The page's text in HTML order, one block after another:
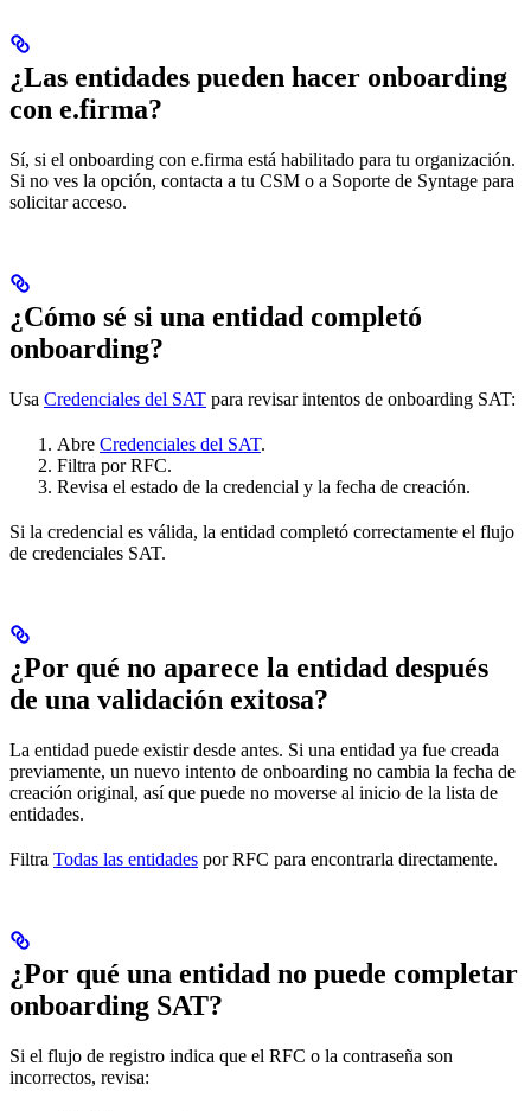
¿Las entidades pueden hacer onboarding
con e.firma?
Sí, si el onboarding con e.firma está habilitado para tu organización.
Si no ves la opción, contacta a tu CSM o a Soporte de Syntage para
solicitar acceso.
¿Cómo sé si una entidad completó
onboarding?
Usa Credenciales del SAT para revisar intentos de onboarding SAT:
Abre Credenciales del SAT.
Filtra por RFC.
Revisa el estado de la credencial y la fecha de creación.
Si la credencial es válida, la entidad completó correctamente el flujo
de credenciales SAT.
¿Por qué no aparece la entidad después
de una validación exitosa?
La entidad puede existir desde antes. Si una entidad ya fue creada
previamente, un nuevo intento de onboarding no cambia la fecha de
creación original, así que puede no moverse al inicio de la lista de
entidades.
Filtra Todas las entidades por RFC para encontrarla directamente.
¿Por qué una entidad no puede completar
onboarding SAT?
Si el flujo de registro indica que el RFC o la contraseña son
incorrectos, revisa: